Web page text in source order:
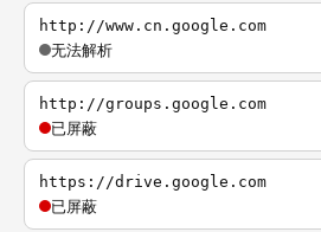
http://www.cn.google.com
无法解析
http://groups.google.com
已屏蔽
https://drive.google.com
已屏蔽